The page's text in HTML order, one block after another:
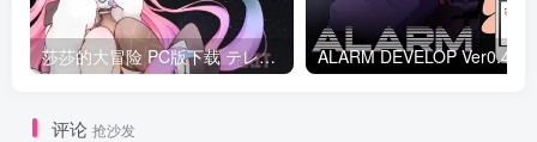
莎莎的大冒险 PC版下载 テレサちゃんミニゲーム! 莎莎あどべんちゃー
评论 抢沙发